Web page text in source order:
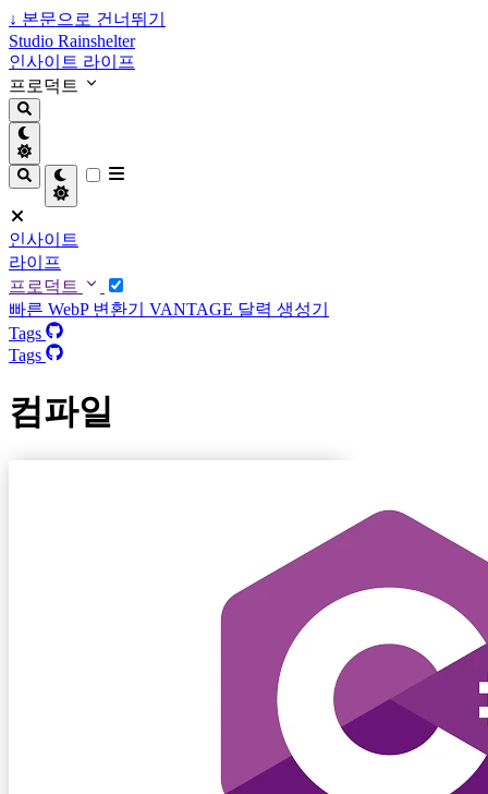
↓ 본문으로 건너뛰기
Studio Rainshelter
인사이트 라이프
프로덕트
인사이트
라이프
프로덕트
빠른 WebP 변환기 VANTAGE 달력 생성기
Tags
Tags
컴파일